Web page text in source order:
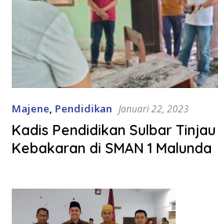
Majene, Pendidikan Januari 22, 2023
Kadis Pendidikan Sulbar
Kebakaran di SMAN 1 Malunda